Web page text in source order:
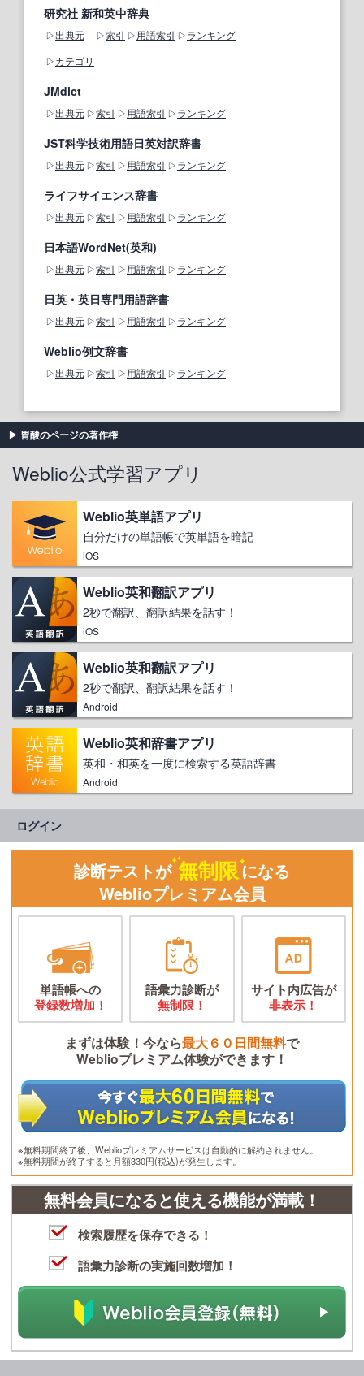
研究社 新和英中辞典
出典元 索引 用語索引
ランキング
カテゴリ
JMdict
出典元 索引 用語索引 ランキング
JST科学技術用語日英対訳辞書
出典元 索引 用語索引 ランキング
ライフサイエンス辞書
出典元 索引 用語索引 ランキング
日本語WordNet(英和)
出典元 索引 用語索引 ランキング
日英・英日専門用語辞書
出典元 索引 用語索引 ランキング
Weblio例文辞書
出典元 索引 用語索引 ランキング
胃酸のページの著作権
Weblio公式学習アプリ
Weblio英単語アプリ
自分だけの単語帳で英単語を暗記
iOS
Weblio英和翻訳アプリ
2秒で翻訳、翻訳結果を話す！
iOS
Weblio英和翻訳アプリ
2秒で翻訳、翻訳結果を話す！
Android
Weblio英和辞書アプリ
英和・和英を一度に検索する英語辞書
Android
ログイン
診断テストが 無制限になる
Weblioプレミアム会員
単語帳への
登録数増加！
語彙力診断が
無制限！
サイト内広告が
非表示！
まずは体験！今なら最大６０日間無料で
Weblioプレミアム体験ができます！
※無料期間終了後、Weblioプレミアムサービスは自動的に解約されません。
※無料期間が終了すると月額330円(税込)が発生します。
無料会員になると使える機能が満載！
検索履歴を保存できる！
語彙力診断の実施回数増加！